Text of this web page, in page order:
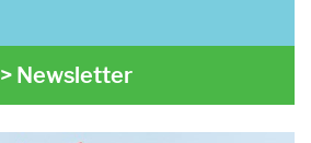
> Newsletter